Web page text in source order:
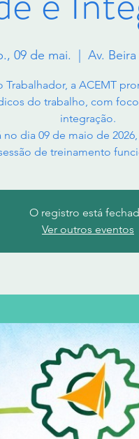
09 de mai. Av. Beira
Trabalhador, a ACEMT
do trabalho, com
integração.
dia 09 de maio de
de treinamento
O registro está
Ver outros eventos